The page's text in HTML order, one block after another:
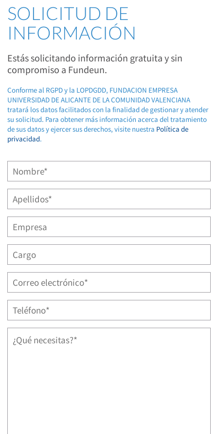
SOLICITUD DE
INFORMACIÓN
Estás solicitando información gratuita y sin
compromiso a Fundeun.
Conforme al RGPD y la LOPDGDD, FUNDACION EMPRESA
UNIVERSIDAD DE ALICANTE DE LA COMUNIDAD VALENCIANA
tratará los datos facilitados con la finalidad de gestionar y atender
su solicitud. Para obtener más información acerca del tratamiento
de sus datos y ejercer sus derechos, visite nuestra Política de
privacidad.